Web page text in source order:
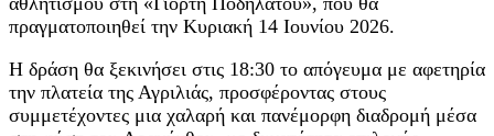
πραγματοποιηθεί την Κυριακή 14 Ιουνίου 2026.
Η δράση θα ξεκινήσει στις 18:30 το απόγευμα με αφετηρία
την πλατεία της Αγριλιάς, προσφέροντας στους
συμμετέχοντες μια χαλαρή και πανέμορφη διαδρομή μέσα